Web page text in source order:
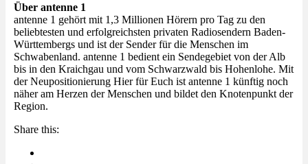
Über antenne 1
antenne 1 gehört mit 1,3 Millionen Hörern pro Tag zu den
beliebtesten und erfolgreichsten privaten Radiosendern Baden-
Württembergs und ist der Sender für die Menschen im
Schwabenland. antenne 1 bedient ein Sendegebiet von der Alb
bis in den Kraichgau und vom Schwarzwald bis Hohenlohe. Mit
der Neupositionierung Hier für Euch ist antenne 1 künftig noch
näher am Herzen der Menschen und bildet den Knotenpunkt der
Region.
Share this: